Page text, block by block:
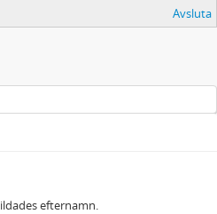
Avsluta
efternamn.